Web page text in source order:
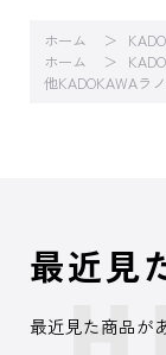
ホーム
ホーム
他KADOKAWAラ
最近見
最近見た商品が